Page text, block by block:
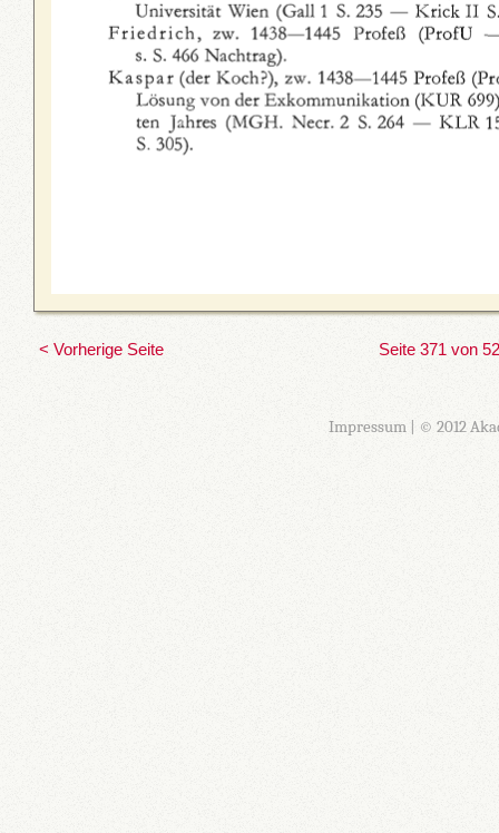
< Vorherige Seite Seite 371 von
Impressum| © 2012